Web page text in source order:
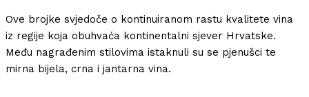
Ove brojke svjedoče o kontinuiranom rastu kvalitete vina
iz regije koja obuhvaća kontinentalni sjever Hrvatske.
Među nagrađenim stilovima istaknuli su se pjenušci te
mirna bijela, crna i jantarna vina.